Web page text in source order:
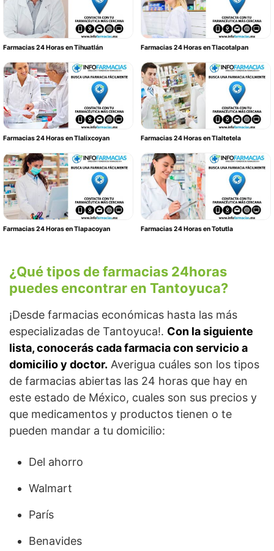
Farmacias 24 Horas en Tihuatlán Farmacias 24 Horas en Tlacotalpan
Farmacias 24 Horas en Tlalixcoyan Farmacias 24 Horas en Tlaltetela
Farmacias 24 Horas en Tlapacoyan Farmacias 24 Horas en Totutla
¿Qué tipos de farmacias 24horas
puedes encontrar en Tantoyuca?
¡Desde farmacias económicas hasta las más
especializadas de Tantoyuca!. Con la siguiente
lista, conocerás cada farmacia con servicio a
domicilio y doctor. Averigua cuáles son los tipos
de farmacias abiertas las 24 horas que hay en
este estado de México, cuales son sus precios y
que medicamentos y productos tienen o te
pueden mandar a tu domicilio:
Del ahorro
Walmart
París
Benavides